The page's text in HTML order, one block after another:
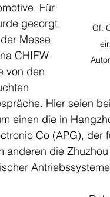
Gf.
Für
gesorgt,
Messe
CHIEW.
von den
Hier seien
einen die in
Co (APG), der
anderen die